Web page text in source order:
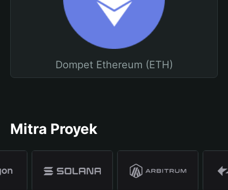
Dompet Ethereum (ETH)
Mitra Proyek